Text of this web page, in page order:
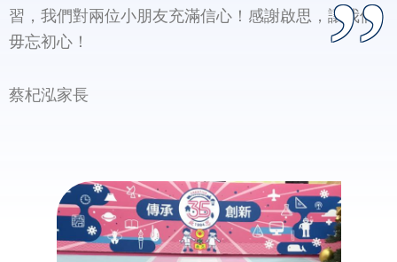
習，我們對兩位小朋友充滿信心！感謝啟思，讓我們
毋忘初心！
蔡杞泓家長